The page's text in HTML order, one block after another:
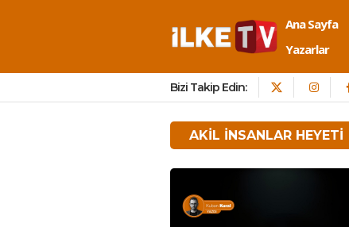
Ana Sayfa
Yazarlar
Bizi Takip Edin:
AKIL INSANLAR HEYETI